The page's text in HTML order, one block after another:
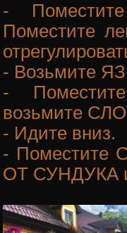
-
Поместите
- Возьмите
-
возьмите
- Идите вниз.
- Поместите
ОТ СУНДУКА